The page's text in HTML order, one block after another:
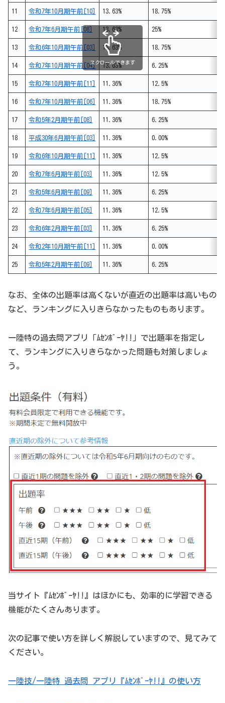
11 令和7年10月期午前[10] 13.63% 18.75%
12 令和7年6月期午前[08] 13.63% 25%
13 令和6年10月期午前[03] 13.63% 18.75%
14 令和7年10月期午前[04] 13.63% 6.25%
15 令和7年10月期午前[11] 11.36% 12.5%
16 令和7年10月期午前[06] 11.36% 18.75%
17 令和5年2月期午前[08] 11.36% 6.25%
18 平成30年6月期午前[03] 11.36% 0.00%
19 令和6年10月期午前[11] 11.36% 12.5%
20 令和7年6月期午前[03] 11.36% 12.5%
21 令和5年6月期午前[09] 11.36% 6.25%
22 令和7年6月期午前[05] 11.36% 12.5%
23 令和6年2月期午前[03] 11.36% 6.25%
24 令和2年10月期午前[11] 11.36% 0.00%
25 令和5年2月期午前[09] 11.36% 6.25%
スクロールできます
なお、全体の出題率は高くないが直近の出題率は高いもの
など、ランキングに入りきらなかったものもあります。
一陸特の過去問アプリ「ﾑｾﾝﾎﾞｰﾔ!!」で出題率を指定し
て、ランキングに入りきらなかった問題も対策しましょ
う。
当サイト『ﾑｾﾝﾎﾞｰﾔ!!』はほかにも、効率的に学習できる
機能がたくさんあります。
次の記事で使い方を詳しく解説していますので、見てみて
ください。
一陸技/一陸特 過去問 アプリ『ﾑｾﾝﾎﾞｰﾔ!!』の使い方